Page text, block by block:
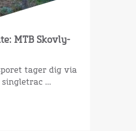
MTB Skovly-
tager dig via
...